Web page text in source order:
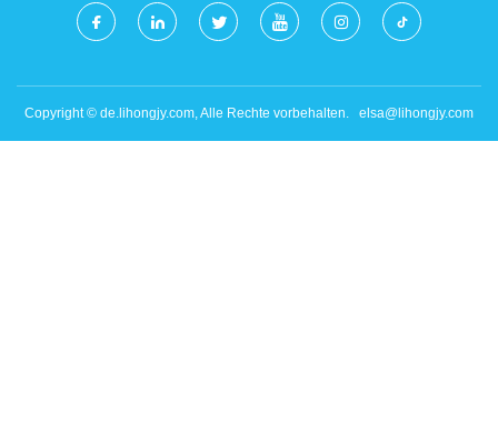
Copyright © de.lihongjy.com, Alle Rechte vorbehalten. elsa@lihongjy.com